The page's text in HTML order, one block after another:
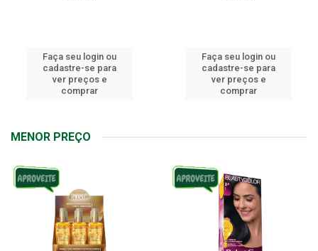
Faça seu login ou
cadastre-se para
ver preços e
comprar
Faça seu login ou
cadastre-se para
ver preços e
comprar
MENOR PREÇO